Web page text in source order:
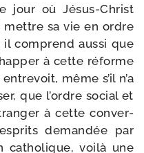
jour où Jésus-​Christ
mettre sa vie en ordre
il com­prend aus­si que
à cette réforme
même s’il n’a
que l’ordre social et
à cette conver­
deman­dée par
catho­lique, voi­là une